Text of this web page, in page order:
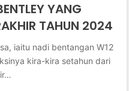
YANG
TAHUN 2024
iaitu nadi bentangan W12
kira-kira setahun dari